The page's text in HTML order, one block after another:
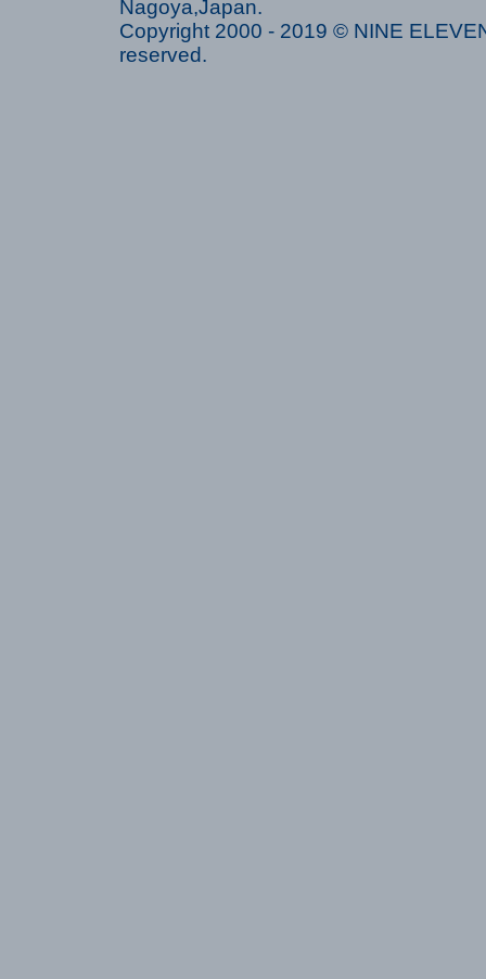
Nagoya,Japan.
Copyright 2000 - 2019 © NINE
reserved.